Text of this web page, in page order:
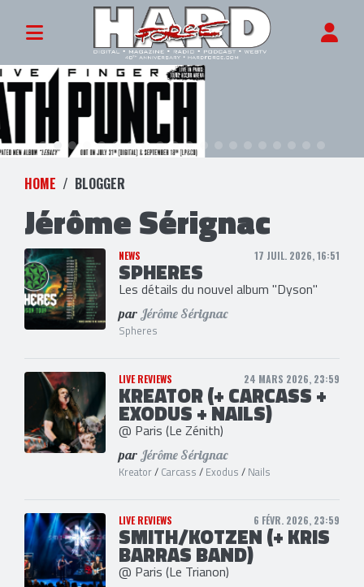
HOME BLOGGER
Jérôme Sérignac
NEWS 17 JUIL. 2026, 16:51
SPHERES
Les détails du nouvel album "Dyson"
par Jérôme Sérignac
Spheres
LIVE REVIEWS 24 MARS 2026, 23:59
KREATOR (+ CARCASS +
EXODUS + NAILS)
@ Paris (Le Zénith)
par Jérôme Sérignac
Kreator/ Carcass / Exodus / Nails
LIVE REVIEWS 6 FÉVR. 2026, 23:59
SMITH/KOTZEN (+ KRIS
BARRAS BAND)
@ Paris (Le Trianon)